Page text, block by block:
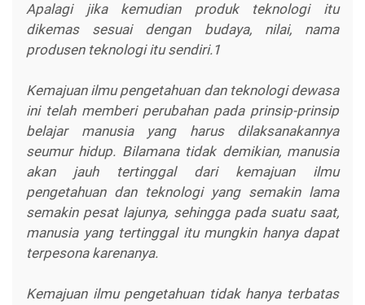
Apalagi jika kemudian produk teknologi itu
dikemas sesuai dengan budaya, nilai, nama
produsen teknologi itu sendiri.1
Kemajuan ilmu pengetahuan dan teknologi dewasa
ini telah memberi perubahan pada prinsip-prinsip
belajar manusia yang harus dilaksanakannya
seumur hidup. Bilamana tidak demikian, manusia
akan jauh tertinggal dari kemajuan ilmu
pengetahuan dan teknologi yang semakin lama
semakin pesat lajunya, sehingga pada suatu saat,
manusia yang tertinggal itu mungkin hanya dapat
terpesona karenanya.
Kemajuan ilmu pengetahuan tidak hanya terbatas